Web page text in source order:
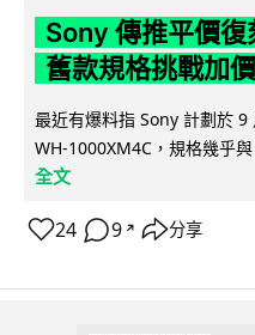
Sony 傳推平價
舊款規格挑戰加
最近有爆料指 Sony 計劃於
WH-1000XM4C，規格幾乎
全文
24 9 ↗ 分享